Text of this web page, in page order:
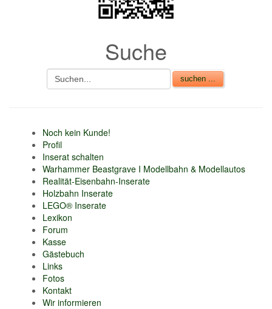
CSV Import
Suche
Noch kein Kunde!
Profil
Inserat schalten
Warhammer Beastgrave I Modellbahn & Modellautos
Realität-Eisenbahn-Inserate
Holzbahn Inserate
LEGO® Inserate
Lexikon
Forum
Kasse
Gästebuch
Links
Fotos
Kontakt
Wir informieren